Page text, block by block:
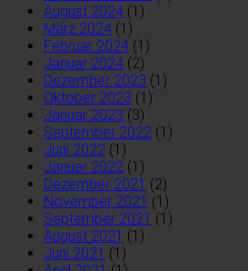
August 2024 (1)
März 2024 (1)
Februar 2024 (1)
Januar 2024 (2)
Dezember 2023 (1)
Oktober 2023 (1)
Januar 2023 (3)
September 2022 (1)
Juni 2022 (1)
Januar 2022 (1)
Dezember 2021 (2)
November 2021 (1)
September 2021 (1)
August 2021 (1)
Juni 2021 (1)